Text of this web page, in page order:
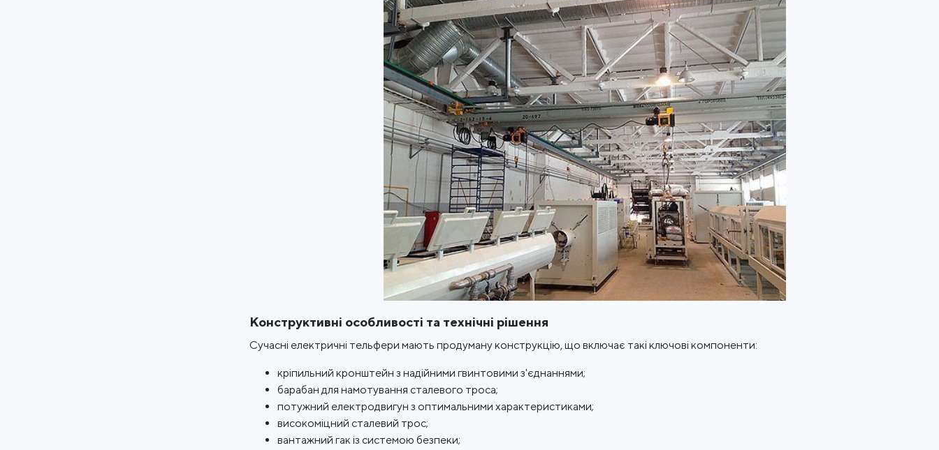
Конструктивні особливості та технічні рішення
Сучасні електричні тельфери мають продуману конструкцію, що включає такі ключові компоненти:
кріпильний кронштейн з надійними гвинтовими з'єднаннями;
барабан для намотування сталевого троса;
потужний електродвигун з оптимальними характеристиками;
високоміцний сталевий трос;
вантажний гак із системою безпеки;